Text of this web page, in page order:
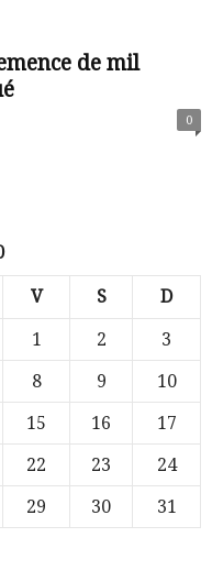
de mil
0
V S D
1 2
3
8 9
10
15 16
17
22 23
24
29 30
31